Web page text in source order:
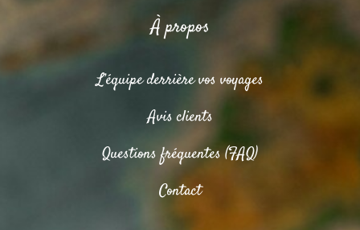
À propos
L’équipe derrière vos voyages
Avis clients
Questions fréquentes (FAQ)
Contact